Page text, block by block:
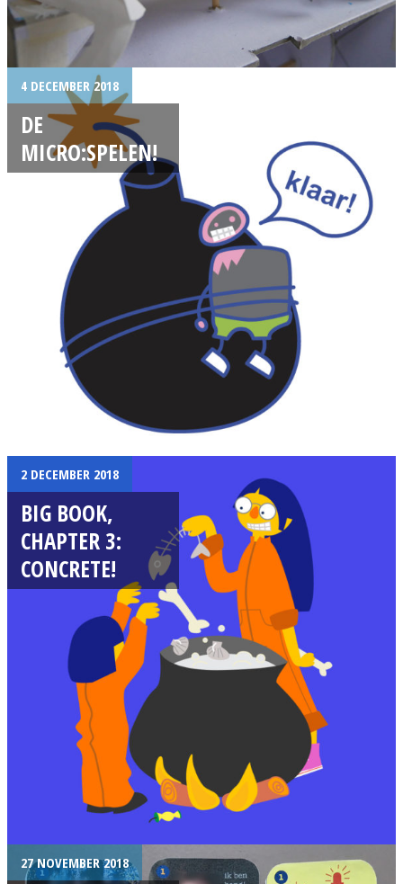
4 DECEMBER 2018
DE
MICRO:SPELEN!
2 DECEMBER 2018
BIG BOOK,
CHAPTER 3:
CONCRETE!
27 NOVEMBER 2018